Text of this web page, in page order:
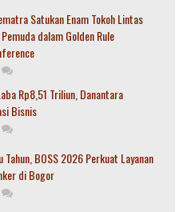
Satukan Enam Tokoh Lintas
dalam Golden Rule
Rp8,51 Triliun, Danantara
Bisnis
Tahun, BOSS 2026 Perkuat Layanan
di Bogor